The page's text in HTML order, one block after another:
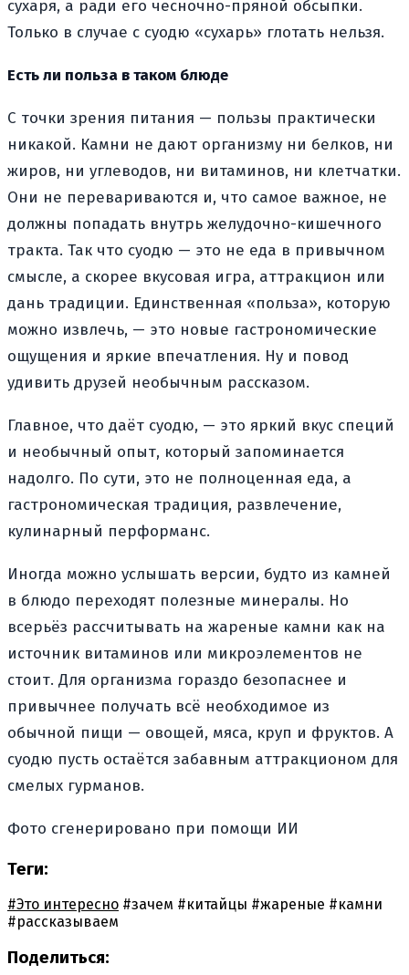
сухаря, а ради его чесночно-пряной обсыпки.
Только в случае с суодю «сухарь» глотать нельзя.
Есть ли польза в таком блюде
С точки зрения питания — пользы практически
никакой. Камни не дают организму ни белков, ни
жиров, ни углеводов, ни витаминов, ни клетчатки.
Они не перевариваются и, что самое важное, не
должны попадать внутрь желудочно-кишечного
тракта. Так что суодю — это не еда в привычном
смысле, а скорее вкусовая игра, аттракцион или
дань традиции. Единственная «польза», которую
можно извлечь, — это новые гастрономические
ощущения и яркие впечатления. Ну и повод
удивить друзей необычным рассказом.
Главное, что даёт суодю, — это яркий вкус специй
и необычный опыт, который запоминается
надолго. По сути, это не полноценная еда, а
гастрономическая традиция, развлечение,
кулинарный перформанс.
Иногда можно услышать версии, будто из камней
в блюдо переходят полезные минералы. Но
всерьёз рассчитывать на жареные камни как на
источник витаминов или микроэлементов не
стоит. Для организма гораздо безопаснее и
привычнее получать всё необходимое из
обычной пищи — овощей, мяса, круп и фруктов. А
суодю пусть остаётся забавным аттракционом для
смелых гурманов.
Фото сгенерировано при помощи ИИ
Теги:
#Это интересно #зачем #китайцы #жареные #камни
#рассказываем
Поделиться: